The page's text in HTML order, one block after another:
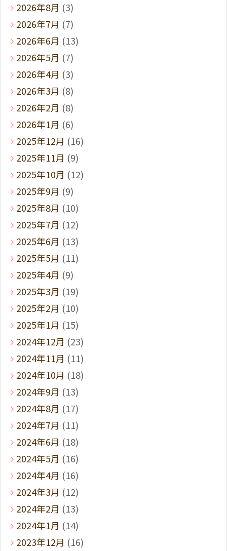
2026年8月 (3)
2026年7月 (7)
2026年6月 (13)
2026年5月 (7)
2026年4月 (3)
2026年3月 (8)
2026年2月 (8)
2026年1月 (6)
2025年12月 (16)
2025年11月 (9)
2025年10月 (12)
2025年9月 (9)
2025年8月 (10)
2025年7月 (12)
2025年6月 (13)
2025年5月 (11)
2025年4月 (9)
2025年3月 (19)
2025年2月 (10)
2025年1月 (15)
2024年12月 (23)
2024年11月 (11)
2024年10月 (18)
2024年9月 (13)
2024年8月 (17)
2024年7月 (11)
2024年6月 (18)
2024年5月 (16)
2024年4月 (16)
2024年3月 (12)
2024年2月 (13)
2024年1月 (14)
2023年12月 (16)